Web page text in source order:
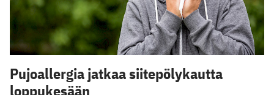
Pujoallergia jatkaa siitepölykautta
loppukesään